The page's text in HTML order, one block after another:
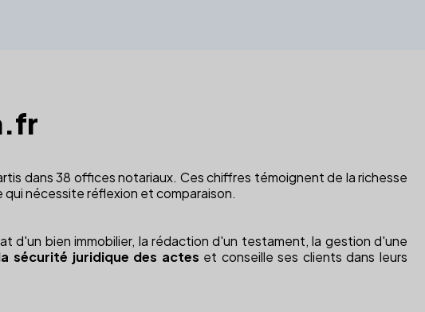
dans 38 offices notariaux. Ces chiffres témoignent de la richesse
qui nécessite réflexion et comparaison.
d'un bien immobilier, la rédaction d'un testament, la gestion d'une
sécurité juridique des actes et conseille ses clients dans leurs